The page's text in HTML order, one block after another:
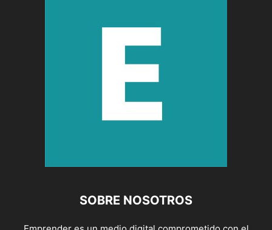
SOBRE NOSOTROS